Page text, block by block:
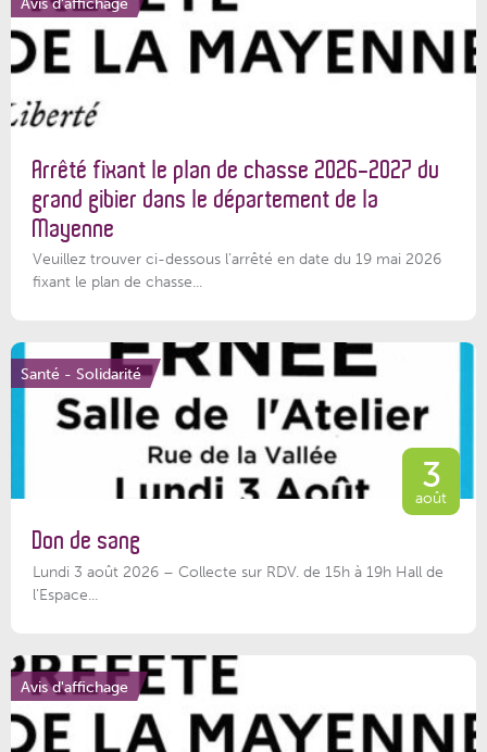
Arrêté fixant le plan de chasse 2026-2027 du
grand gibier dans le département de la
Mayenne
Veuillez trouver ci-dessous l’arrêté en date du 19 mai 2026
fixant le plan de chasse...
Santé - Solidarité
3
août
Don de sang
Lundi 3 août 2026 – Collecte sur RDV. de 15h à 19h Hall de
l'Espace...
Avis d'affichage